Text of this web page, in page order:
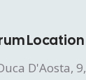
Location
D'Aosta, 9,